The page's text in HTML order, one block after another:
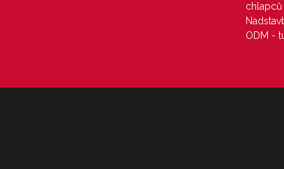
chlapců
ODM -